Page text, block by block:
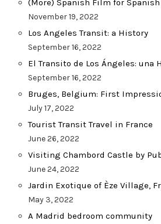
(More) Spanish Film for
November 19, 2022
Los Angeles Transit: a History
September 16, 2022
El Transito de Los Ángeles: una
September 16, 2022
Bruges, Belgium: First
July 17, 2022
Tourist Transit Travel in France
June 26, 2022
Visiting Chambord Castle by
June 24, 2022
Jardin Exotique of Èze Village,
May 3, 2022
A Madrid bedroom community